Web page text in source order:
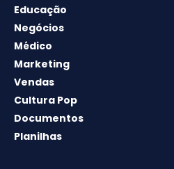
Educação
Negócios
Médico
Marketing
Vendas
Cultura Pop
Documentos
Planilhas